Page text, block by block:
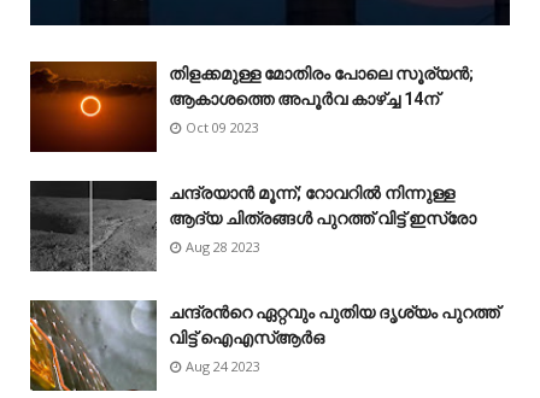
തിളക്കമുള്ള മോതിരം പോലെ സൂര്യൻ;
ആകാശത്തെ അപൂർവ കാഴ്‌ച്ച 14ന്
Oct 09 2023
ചന്ദ്രയാൻ മൂന്ന്; റോവറിൽ നിന്നുള്ള
ആദ്യ ചിത്രങ്ങൾ പുറത്ത് വിട്ട് ഇസ്രോ
Aug 28 2023
ചന്ദ്രന്‍റെ ഏറ്റവും പുതിയ ദൃശ്യം പുറത്ത്
വിട്ട് ഐഎസ്ആർഒ
Aug 24 2023